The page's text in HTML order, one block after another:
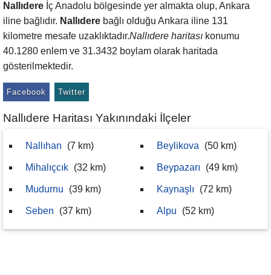
Nallıdere İç Anadolu bölgesinde yer almakta olup, Ankara
iline bağlıdır. Nallıdere bağlı olduğu Ankara iline 131
kilometre mesafe uzaklıktadır.Nallıdere haritası konumu
40.1280 enlem ve 31.3432 boylam olarak haritada
gösterilmektedir.
Facebook Twitter
Nallıdere Haritası Yakınındaki İlçeler
Nallıhan (7 km)
Mihalıçcık (32 km)
Mudurnu (39 km)
Seben (37 km)
Beylikova (50 km)
Beypazarı (49 km)
Kaynaşlı (72 km)
Alpu (52 km)